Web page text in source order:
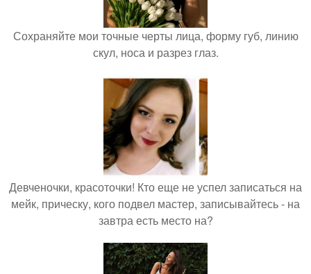
Сохраняйте мои точные черты лица, форму губ, линию
скул, носа и разрез глаз.
Девченочки, красоточки! Кто еще не успел записаться на
мейк, прическу, кого подвел мастер, записывайтесь - на
завтра есть место на?